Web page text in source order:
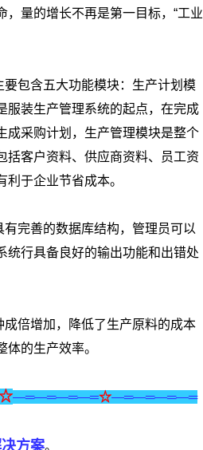
量的增长不再是第一目标，“工业
包含五大功能模块：生产计划模
服装生产管理系统的起点，在完成
成采购计划，生产管理模块是整个
括客户资料、供应商资料、员工资
于企业节省成本。
完善的数据库结构，管理员可以
统行具备良好的输出功能和出错处
倍增加，降低了生产原料的成本
的生产效率。
—═—═—═—═☆—═—═—═—═
方案。